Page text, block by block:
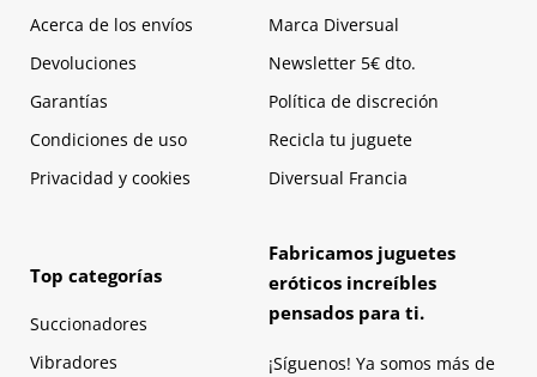
Acerca de los envíos
Devoluciones
Garantías
Condiciones de uso
Privacidad y cookies
Marca Diversual
Newsletter 5€ dto.
Política de discreción
Recicla tu juguete
Diversual Francia
Top categorías
Succionadores
Vibradores
Fabricamos juguetes
eróticos increíbles
pensados para ti.
¡Síguenos! Ya somos más de